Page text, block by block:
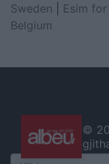
Sweden
Esim
Belgium
©